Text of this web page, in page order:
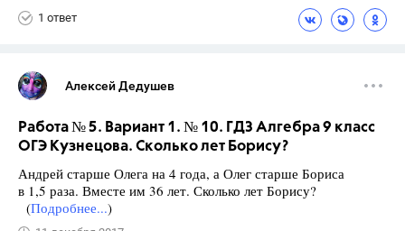
1 ответ
Алексей Дедушев
Работа № 5. Вариант 1. № 10. ГДЗ Алгебра 9 класс
ОГЭ Кузнецова. Сколько лет Борису?
Андрей старше Олега на 4 года, а Олег старше Бориса
в 1,5 раза. Вместе им 36 лет. Сколько лет Борису?
(Подробнее...)